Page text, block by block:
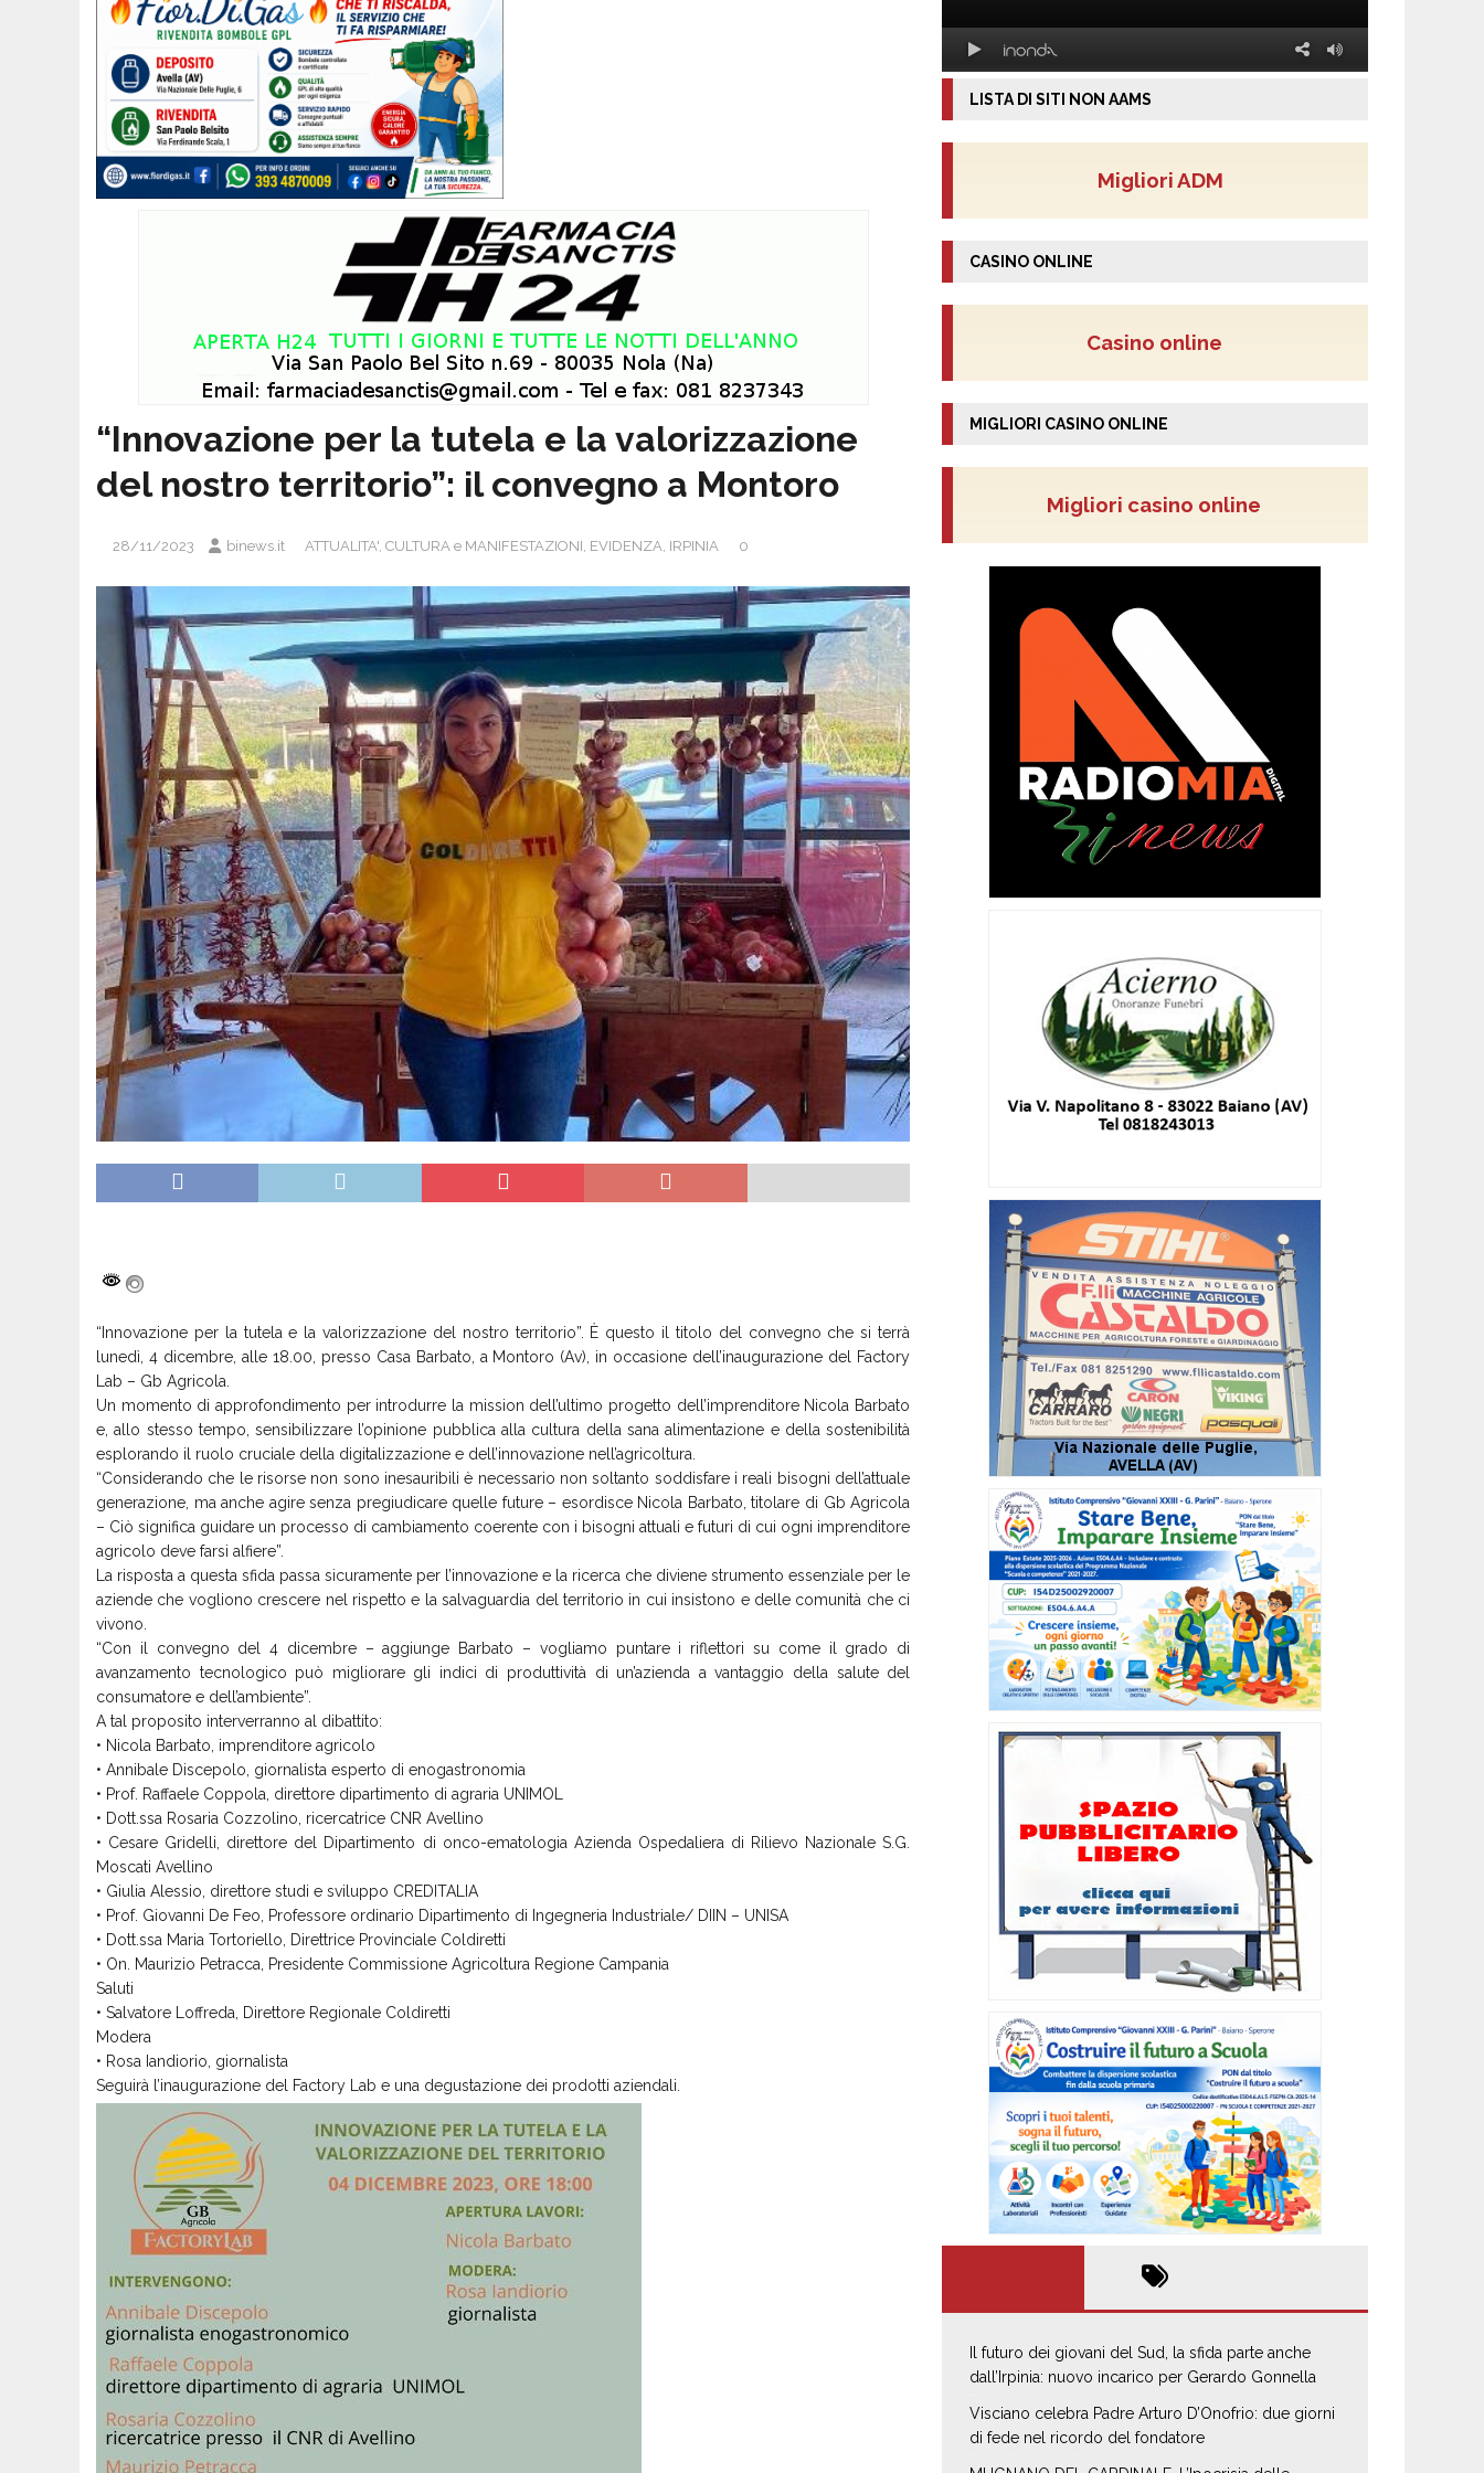
“Innovazione per la tutela e la valorizzazione
del nostro territorio”: il convegno a Montoro
28/11/2023 binews.it ATTUALITA', CULTURA e MANIFESTAZIONI, EVIDENZA, IRPINIA 0
“Innovazione per la tutela e la valorizzazione del nostro territorio”. È questo il titolo del convegno che si terrà
lunedì, 4 dicembre, alle 18.00, presso Casa Barbato, a Montoro (Av), in occasione dell’inaugurazione del Factory
Lab – Gb Agricola.
Un momento di approfondimento per introdurre la mission dell’ultimo progetto dell’imprenditore Nicola Barbato
e, allo stesso tempo, sensibilizzare l’opinione pubblica alla cultura della sana alimentazione e della sostenibilità
esplorando il ruolo cruciale della digitalizzazione e dell’innovazione nell’agricoltura.
“Considerando che le risorse non sono inesauribili è necessario non soltanto soddisfare i reali bisogni dell’attuale
generazione, ma anche agire senza pregiudicare quelle future – esordisce Nicola Barbato, titolare di Gb Agricola
– Ciò significa guidare un processo di cambiamento coerente con i bisogni attuali e futuri di cui ogni imprenditore
agricolo deve farsi alfiere”.
La risposta a questa sfida passa sicuramente per l’innovazione e la ricerca che diviene strumento essenziale per le
aziende che vogliono crescere nel rispetto e la salvaguardia del territorio in cui insistono e delle comunità che ci
vivono.
“Con il convegno del 4 dicembre – aggiunge Barbato – vogliamo puntare i riflettori su come il grado di
avanzamento tecnologico può migliorare gli indici di produttività di un’azienda a vantaggio della salute del
consumatore e dell’ambiente”.
A tal proposito interverranno al dibattito:
• Nicola Barbato, imprenditore agricolo
• Annibale Discepolo, giornalista esperto di enogastronomia
• Prof. Raffaele Coppola, direttore dipartimento di agraria UNIMOL
• Dott.ssa Rosaria Cozzolino, ricercatrice CNR Avellino
• Cesare Gridelli, direttore del Dipartimento di onco-ematologia Azienda Ospedaliera di Rilievo Nazionale S.G.
Moscati Avellino
• Giulia Alessio, direttore studi e sviluppo CREDITALIA
• Prof. Giovanni De Feo, Professore ordinario Dipartimento di Ingegneria Industriale/ DIIN – UNISA
• Dott.ssa Maria Tortoriello, Direttrice Provinciale Coldiretti
• On. Maurizio Petracca, Presidente Commissione Agricoltura Regione Campania
Saluti
• Salvatore Loffreda, Direttore Regionale Coldiretti
Modera
• Rosa Iandiorio, giornalista
Seguirà l’inaugurazione del Factory Lab e una degustazione dei prodotti aziendali.
LISTA DI SITI NON AAMS
Migliori ADM
CASINO ONLINE
Casino online
MIGLIORI CASINO ONLINE
Migliori casino online
Il futuro dei giovani del Sud, la sfida parte anche
dall’Irpinia: nuovo incarico per Gerardo Gonnella
Visciano celebra Padre Arturo D’Onofrio: due giorni
di fede nel ricordo del fondatore